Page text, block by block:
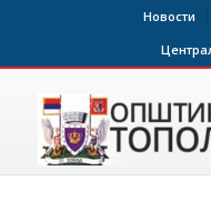
Новости